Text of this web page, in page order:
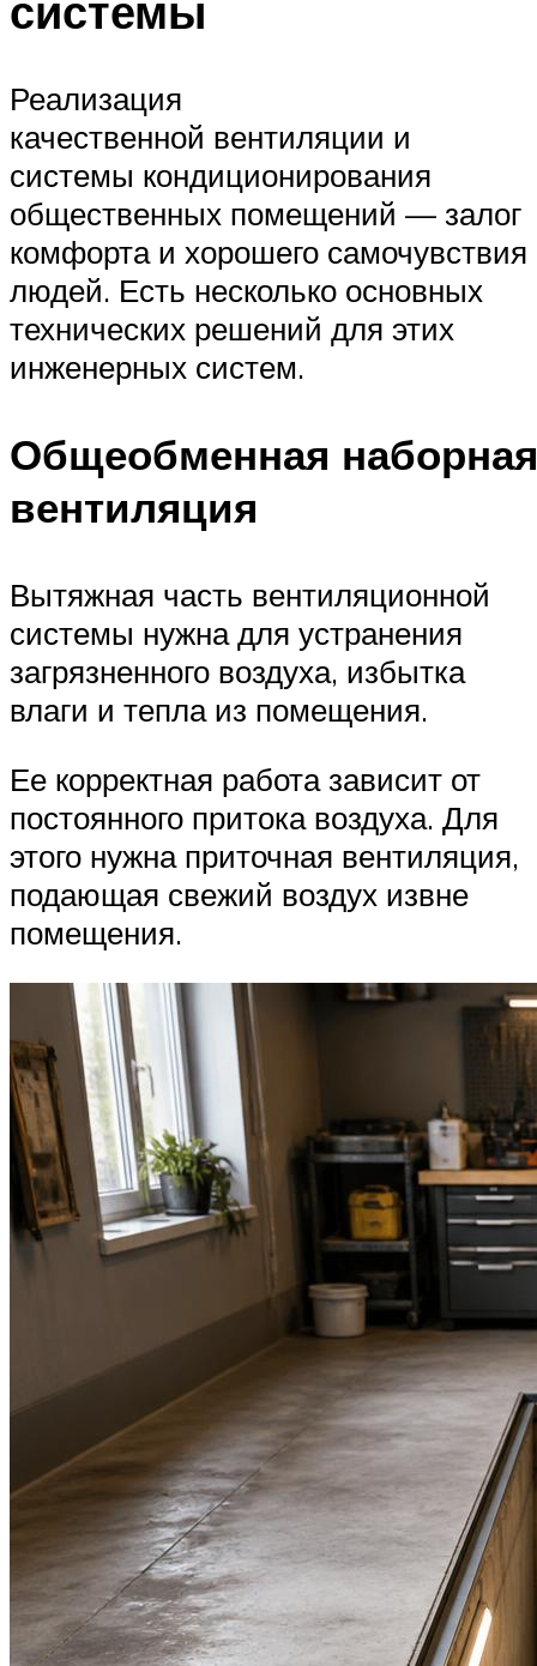
Реализация
качественной вентиляции и
системы кондиционирования
общественных помещений — залог
комфорта и хорошего самочувствия
людей. Есть несколько основных
технических решений для этих
инженерных систем.
Общеобменная наборная
вентиляция
Вытяжная часть вентиляционной
системы нужна для устранения
загрязненного воздуха, избытка
влаги и тепла из помещения.
Ее корректная работа зависит от
постоянного притока воздуха. Для
этого нужна приточная вентиляция,
подающая свежий воздух извне
помещения.